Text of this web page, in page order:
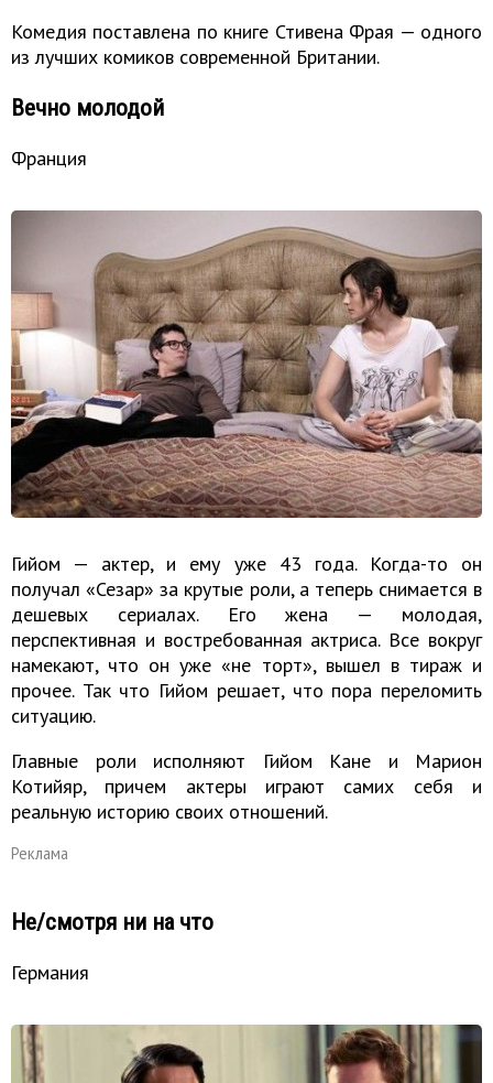
Комедия поставлена по книге Стивена Фрая — одного
из лучших комиков современной Британии.
Вечно молодой
Франция
Гийом — актер, и ему уже 43 года. Когда-то он
получал «Сезар» за крутые роли, а теперь снимается в
дешевых сериалах. Его жена — молодая,
перспективная и востребованная актриса. Все вокруг
намекают, что он уже «не торт», вышел в тираж и
прочее. Так что Гийом решает, что пора переломить
ситуацию.
Главные роли исполняют Гийом Кане и Марион
Котийяр, причем актеры играют самих себя и
реальную историю своих отношений.
Реклама
Не/смотря ни на что
Германия